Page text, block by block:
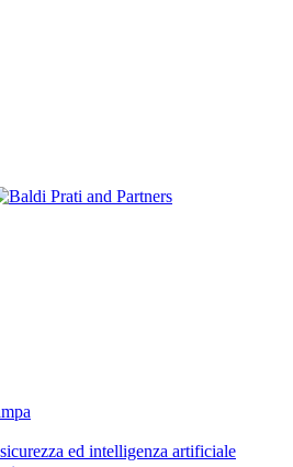
ed intelligenza artificiale